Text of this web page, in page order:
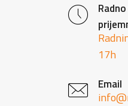
17h
Email